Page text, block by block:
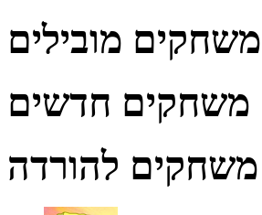
משחקים מובילים
משחקים חדשים
משחקים להורדה